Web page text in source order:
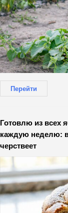
Перейти
Готовлю из всех
каждую неделю:
черствеет